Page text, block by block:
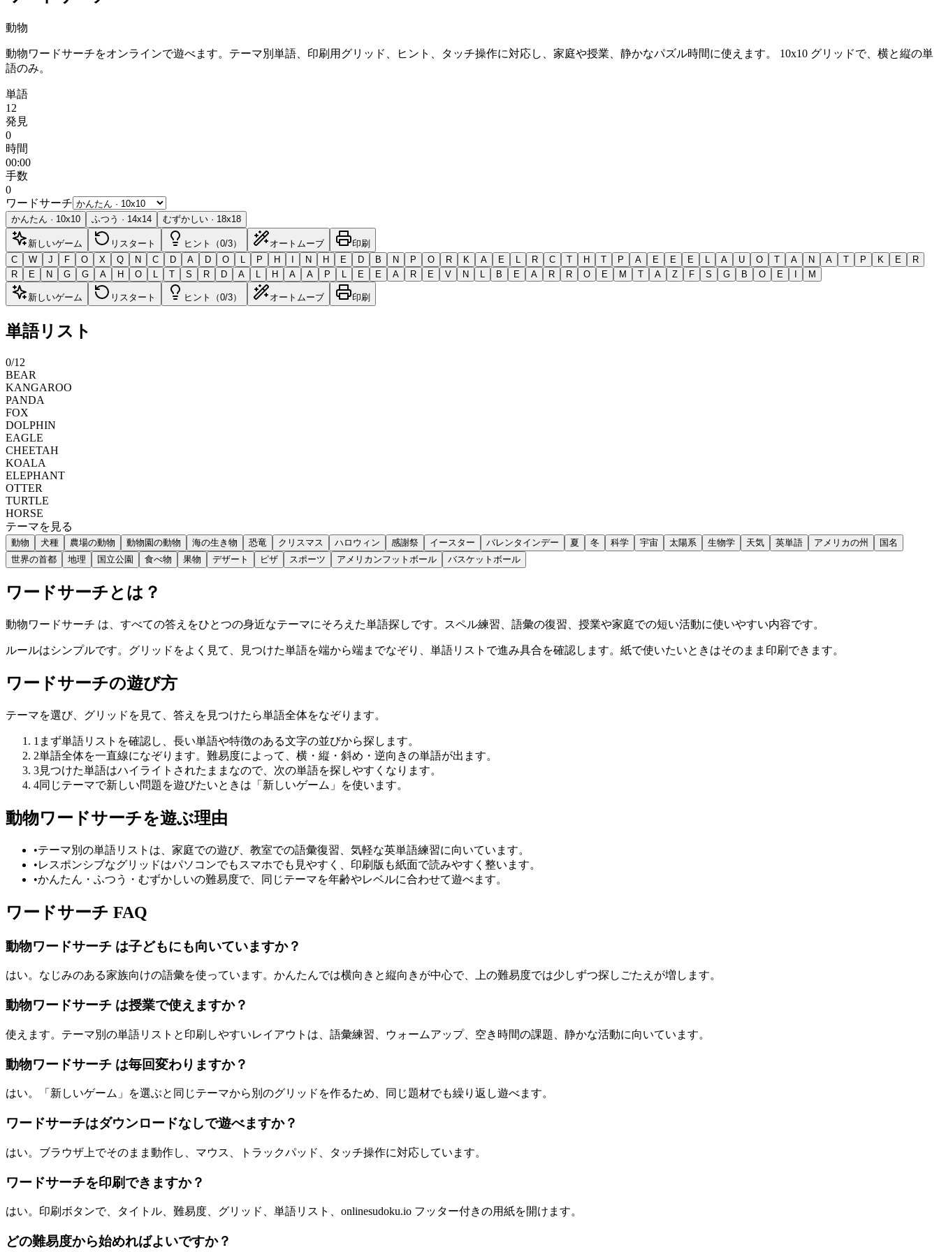
動物
動物ワードサーチをオンラインで遊べます。テーマ別単語、印刷用グリッド、ヒント、タッチ操作に対応し、家庭や授業、静かなパズル時間に使えます。
10x10 グリッドで、横と縦の単
語のみ。
単語
12
発見
0
時間
00:00
手数
0
ワードサーチ
かんたん · 10x10 ふつう · 14x14 むずかしい · 18x18
新しいゲーム リスタート ヒント（0/3） オートムーブ
印刷
C
W J F O X Q N C D A D O L P H I N H E D B N P O R K A E L R C T H T P A E E E L A U O T A N A T P K E
R
R
E N G G A H O L T S R D A L H A A P L E E A R E V N L B E A R R O E M T A Z F S G B O E I M
新しいゲーム リスタート ヒント（0/3） オートムーブ 印刷
単語リスト
0/12
BEAR
KANGAROO
PANDA
FOX
DOLPHIN
EAGLE
CHEETAH
KOALA
ELEPHANT
OTTER
TURTLE
HORSE
テーマを見る
動物 犬種 農場の動物 動物園の動物 海の生き物 恐竜 クリスマス ハロウィン 感謝祭 イースター バレンタインデー 夏 冬 科学 宇宙 太陽系 生物学 天気 英単語 アメリカの州
国名
世界の首都
地理 国立公園 食べ物 果物 デザート ピザ スポーツ アメリカンフットボール バスケットボール
ワードサーチとは？
動物ワードサーチ は、すべての答えをひとつの身近なテーマにそろえた単語探しです。スペル練習、語彙の復習、授業や家庭での短い活動に使いやすい内容です。
ルールはシンプルです。グリッドをよく見て、見つけた単語を端から端までなぞり、単語リストで進み具合を確認します。紙で使いたいときはそのまま印刷できます。
ワードサーチの遊び方
テーマを選び、グリッドを見て、答えを見つけたら単語全体をなぞります。
1 まず単語リストを確認し、長い単語や特徴のある文字の並びから探します。
2単語全体を一直線になぞります。難易度によって、横・縦・斜め・逆向きの単語が出ます。
3見つけた単語はハイライトされたままなので、次の単語を探しやすくなります。
4同じテーマで新しい問題を遊びたいときは「新しいゲーム」を使います。
動物ワードサーチを遊ぶ理由
•テーマ別の単語リストは、家庭での遊び、教室での語彙復習、気軽な英単語練習に向いています。
•レスポンシブなグリッドはパソコンでもスマホでも見やすく、印刷版も紙面で読みやすく整います。
•かんたん・ふつう・むずかしいの難易度で、同じテーマを年齢やレベルに合わせて遊べます。
ワードサーチ FAQ
動物ワードサーチ は子どもにも向いていますか？
はい。なじみのある家族向けの語彙を使っています。かんたんでは横向きと縦向きが中心で、上の難易度では少しずつ探しごたえが増します。
動物ワードサーチ は授業で使えますか？
使えます。テーマ別の単語リストと印刷しやすいレイアウトは、語彙練習、ウォームアップ、空き時間の課題、静かな活動に向いています。
動物ワードサーチ は毎回変わりますか？
はい。「新しいゲーム」を選ぶと同じテーマから別のグリッドを作るため、同じ題材でも繰り返し遊べます。
ワードサーチはダウンロードなしで遊べますか？
はい。ブラウザ上でそのまま動作し、マウス、トラックパッド、タッチ操作に対応しています。
ワードサーチを印刷できますか？
はい。印刷ボタンで、タイトル、難易度、グリッド、単語リスト、onlinesudoku.io フッター付きの用紙を開けます。
どの難易度から始めればよいですか？